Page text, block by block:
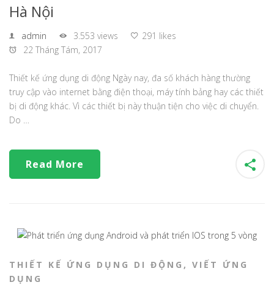
Hà Nội
admin 3.553 views
291 likes
22 Tháng Tám, 2017
Thiết kế ứng dụng di động Ngày nay, đa số khách hàng thường
truy cập vào internet bằng điện thoại, máy tính bảng hay các thiết
bị di động khác. Vì các thiết bị này thuận tiện cho việc di chuyển.
Do …
Read More
THIẾT KẾ ỨNG DỤNG DI ĐỘNG , VIẾT ỨNG
DỤNG